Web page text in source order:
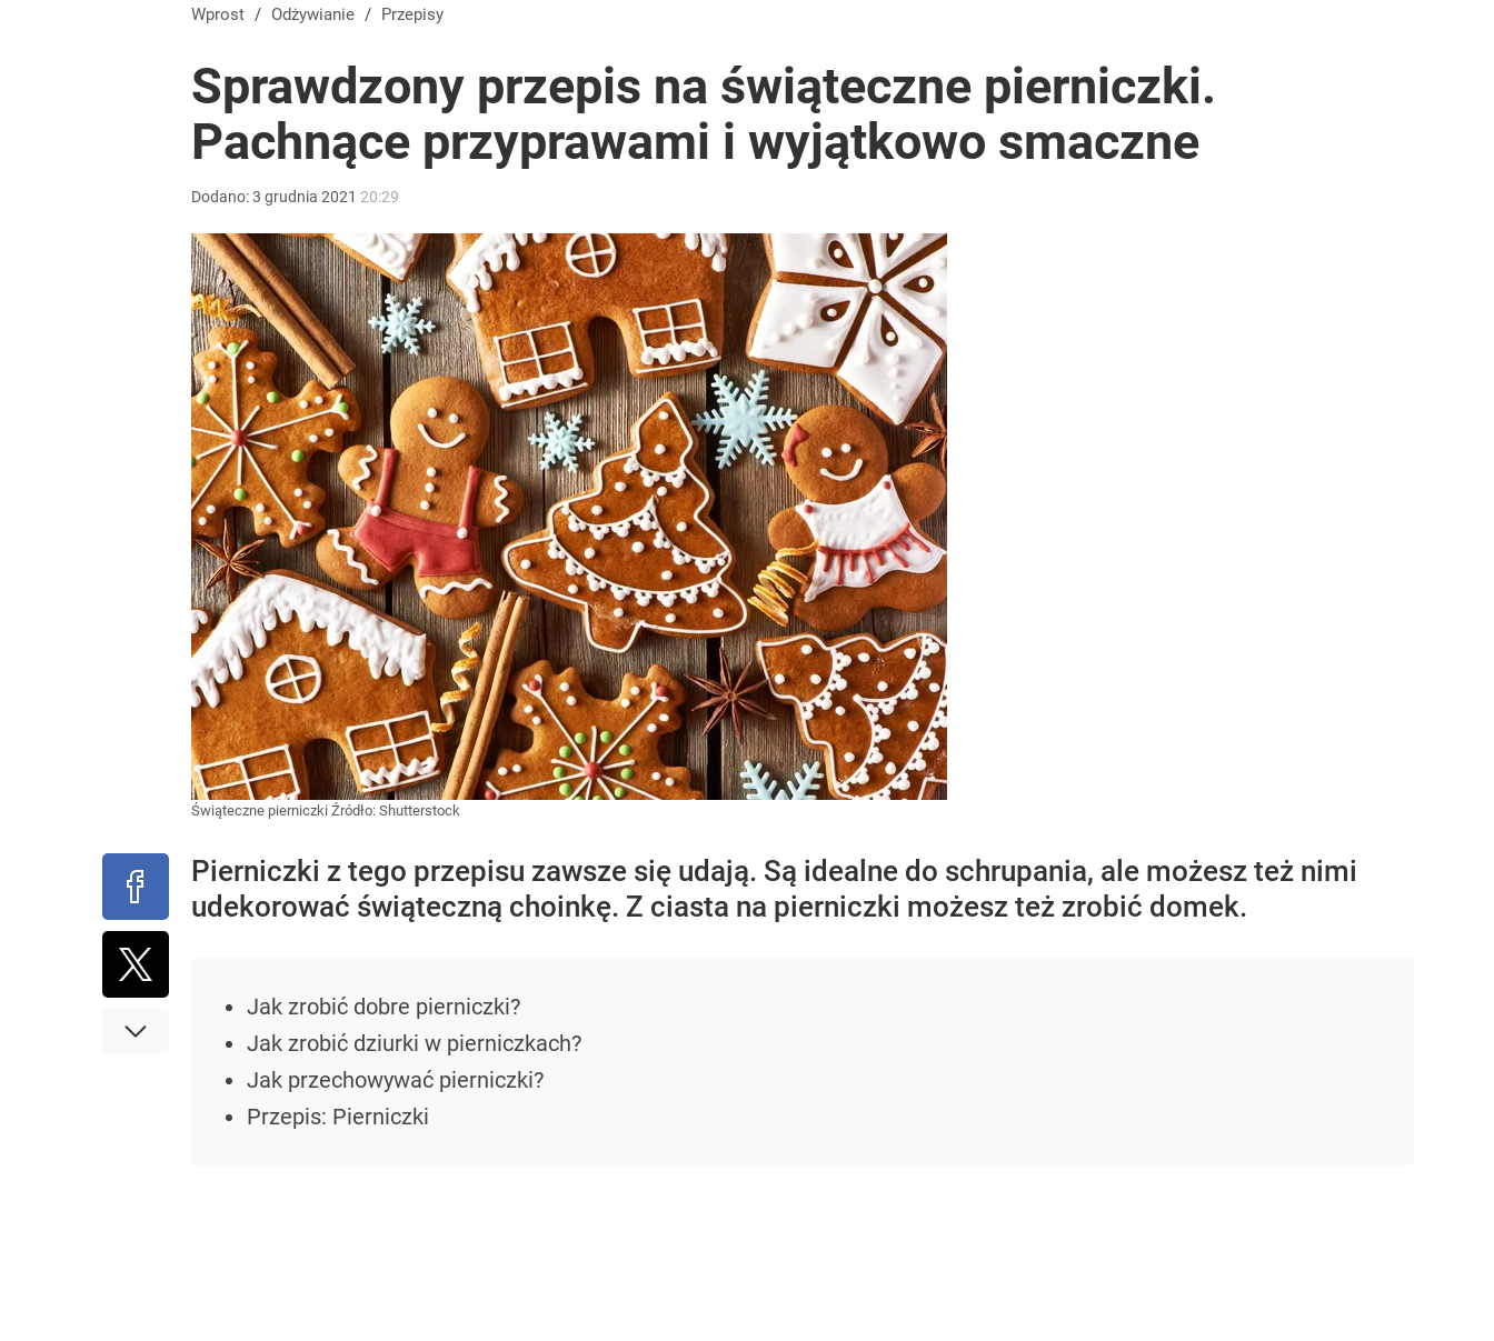
Wprost / Odżywianie / Przepisy
Sprawdzony przepis na świąteczne pierniczki.
Pachnące przyprawami i wyjątkowo smaczne
Dodano:3 grudnia 2021 20:29
Świąteczne pierniczki Źródło: Shutterstock
Pierniczki z tego przepisu zawsze się udają. Są idealne do schrupania, ale możesz też nimi
udekorować świąteczną choinkę. Z ciasta na pierniczki możesz też zrobić domek.
Jak zrobić dobre pierniczki?
Jak zrobić dziurki w pierniczkach?
Jak przechowywać pierniczki?
Przepis: Pierniczki